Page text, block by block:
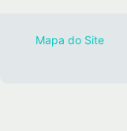
Mapa do Site